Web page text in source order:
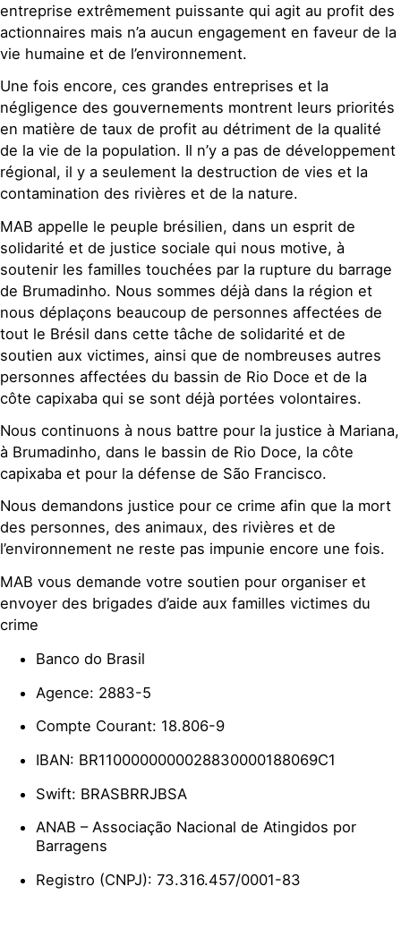
entreprise extrêmement puissante qui agit au profit des
actionnaires mais n’a aucun engagement en faveur de la
vie humaine et de l’environnement.
Une fois encore, ces grandes entreprises et la
négligence des gouvernements montrent leurs priorités
en matière de taux de profit au détriment de la qualité
de la vie de la population. Il n’y a pas de développement
régional, il y a seulement la destruction de vies et la
contamination des rivières et de la nature.
MAB appelle le peuple brésilien, dans un esprit de
solidarité et de justice sociale qui nous motive, à
soutenir les familles touchées par la rupture du barrage
de Brumadinho. Nous sommes déjà dans la région et
nous déplaçons beaucoup de personnes affectées de
tout le Brésil dans cette tâche de solidarité et de
soutien aux victimes, ainsi que de nombreuses autres
personnes affectées du bassin de Rio Doce et de la
côte capixaba qui se sont déjà portées volontaires.
Nous continuons à nous battre pour la justice à Mariana,
à Brumadinho, dans le bassin de Rio Doce, la côte
capixaba et pour la défense de São Francisco.
Nous demandons justice pour ce crime afin que la mort
des personnes, des animaux, des rivières et de
l’environnement ne reste pas impunie encore une fois.
MAB vous demande votre soutien pour organiser et
envoyer des brigades d’aide aux familles victimes du
crime
Banco do Brasil
Agence: 2883-5
Compte Courant: 18.806-9
IBAN: BR1100000000028830000188069C1
Swift: BRASBRRJBSA
ANAB – Associação Nacional de Atingidos por
Barragens
Registro (CNPJ): 73.316.457/0001-83